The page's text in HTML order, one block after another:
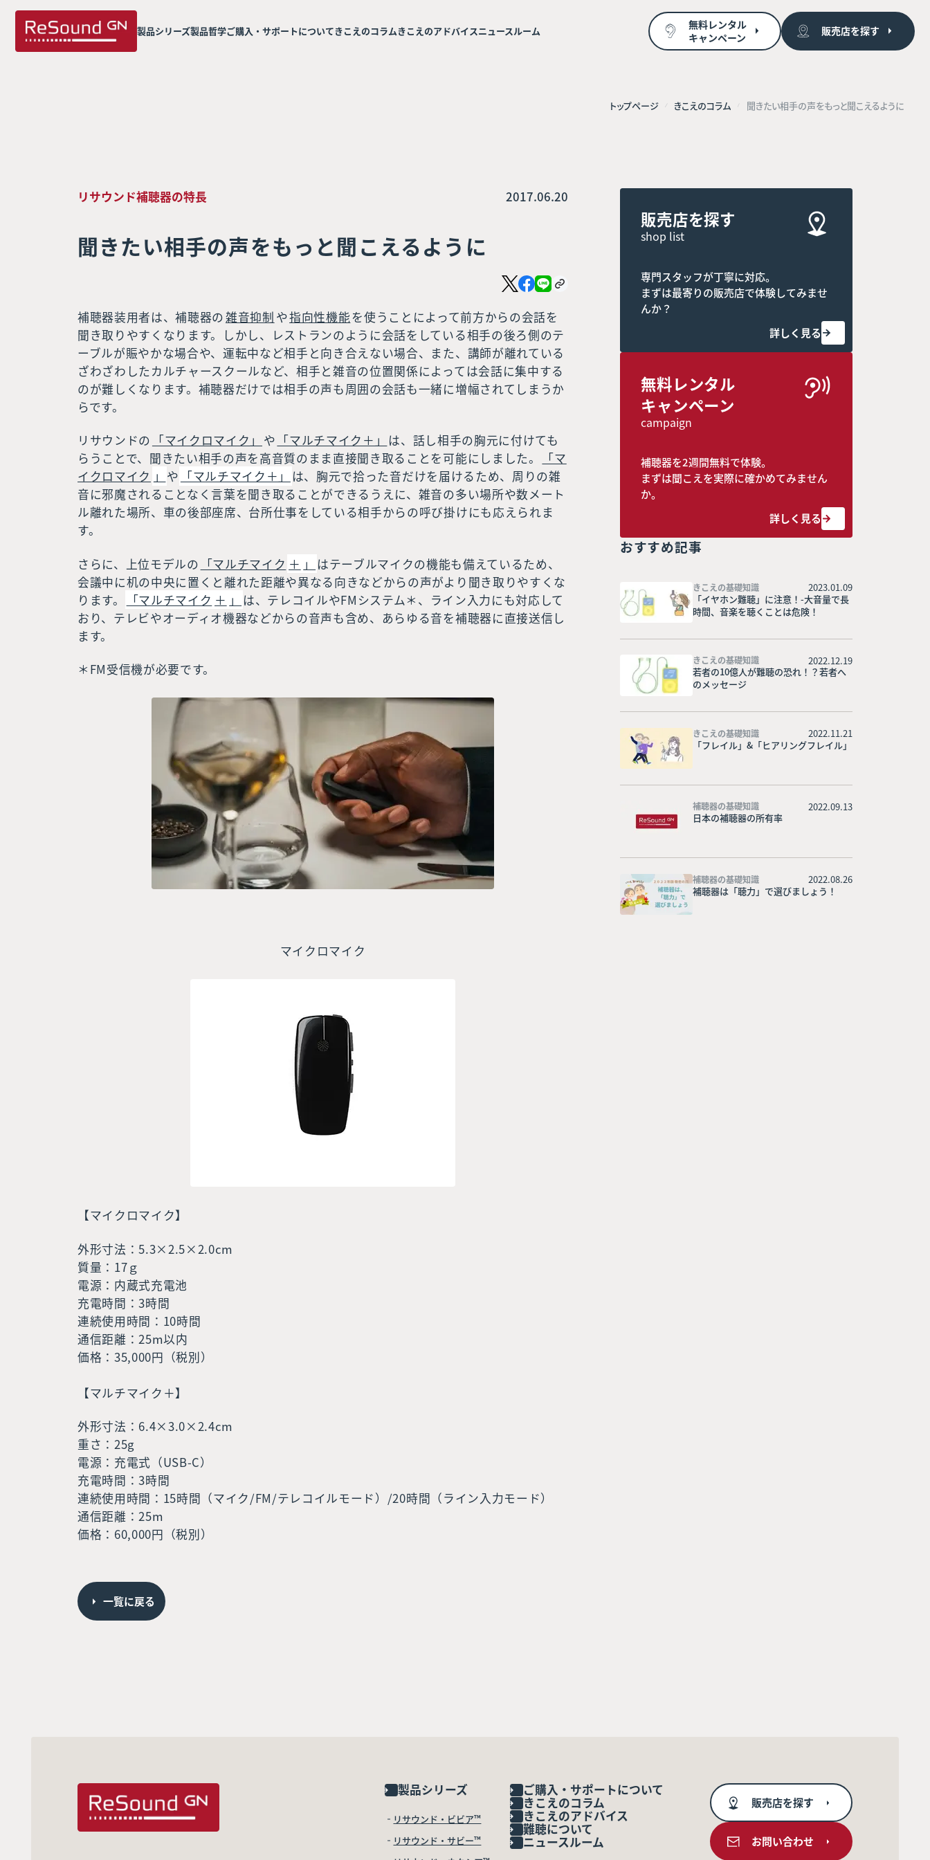
製品シリーズ製品哲学ご購入・サポートについてきこえのコラムきこえのアドバイスニュースルーム
無料レンタル
キャンペーン
販売店を探す
トップページ きこえのコラム 聞きたい相手の声をもっと聞こえるように
リサウンド補聴器の特長 2017.06.20
聞きたい相手の声をもっと聞こえるように
補聴器装用者は、補聴器の雑音抑制 や指向性機能を使うことによって前方からの会話を
聞き取りやすくなります。しかし、レストランのように会話をしている相手の後ろ側のテ
ーブルが賑やかな場合や、運転中など相手と向き合えない場合、また、講師が離れている
ざわざわしたカルチャースクールなど、相手と雑音の位置関係によっては会話に集中する
のが難しくなります。補聴器だけでは相手の声も周囲の会話も一緒に増幅されてしまうか
らです。
リサウンドの 「マイクロマイク」 や 「マルチマイク＋」
は、話し相手の胸元に付けても
らうことで、聞きたい相手の声を高音質のまま直接聞き取ることを可能にしました。
「マ
イクロマイク 」 や 「マルチマイク＋」
は、胸元で拾った音だけを届けるため、周りの雑
音に邪魔されることなく言葉を聞き取ることができるうえに、雑音の多い場所や数メート
ル離れた場所、車の後部座席、台所仕事をしている相手からの呼び掛けにも応えられま
す。
さらに、上位モデルの 「マルチマイク ＋ 」
はテーブルマイクの機能も備えているため、
会議中に机の中央に置くと離れた距離や異なる向きなどからの声がより聞き取りやすくな
ります。
「マルチマイク ＋ 」
は、テレコイルやFMシステム＊、ライン入力にも対応して
おり、テレビやオーディオ機器などからの音声も含め、あらゆる音を補聴器に直接送信し
ます。
＊FM受信機が必要です。
マイクロマイク
【マイクロマイク】
外形寸法：5.3×2.5×2.0cm
質量：17ｇ
電源：内蔵式充電池
充電時間：3時間
連続使用時間：10時間
通信距離：25m以内
価格：35,000円（税別）
【マルチマイク＋】
外形寸法：6.4×3.0×2.4cm
重さ：25g
電源：充電式（USB-C）
充電時間：3時間
連続使用時間：15時間（マイク/FM/テレコイルモード）/20時間（ライン入力モード）
通信距離：25m
価格：60,000円（税別）
一覧に戻る
販売店を探す
shop list
専門スタッフが丁寧に対応。
まずは最寄りの販売店で体験してみませ
んか？
詳しく見る
無料レンタル
キャンペーン
campaign
補聴器を2週間無料で体験。
まずは聞こえを実際に確かめてみません
か。
詳しく見る
おすすめ記事
きこえの基礎知識
2023.01.09
「イヤホン難聴」に注意！-大音量で長
時間、音楽を聴くことは危険！
きこえの基礎知識
2022.12.19
若者の10億人が難聴の恐れ！？若者へ
のメッセージ
きこえの基礎知識
2022.11.21
「フレイル」&「ヒアリングフレイル」
補聴器の基礎知識
2022.09.13
日本の補聴器の所有率
補聴器の基礎知識
2022.08.26
補聴器は「聴力」で選びましょう！
製品シリーズ
リサウンド・ビビア™
リサウンド・サビー™
ご購入・サポートについて
きこえのコラム
きこえのアドバイス
難聴について
ニュースルーム
販売店を探す
お問い合わせ